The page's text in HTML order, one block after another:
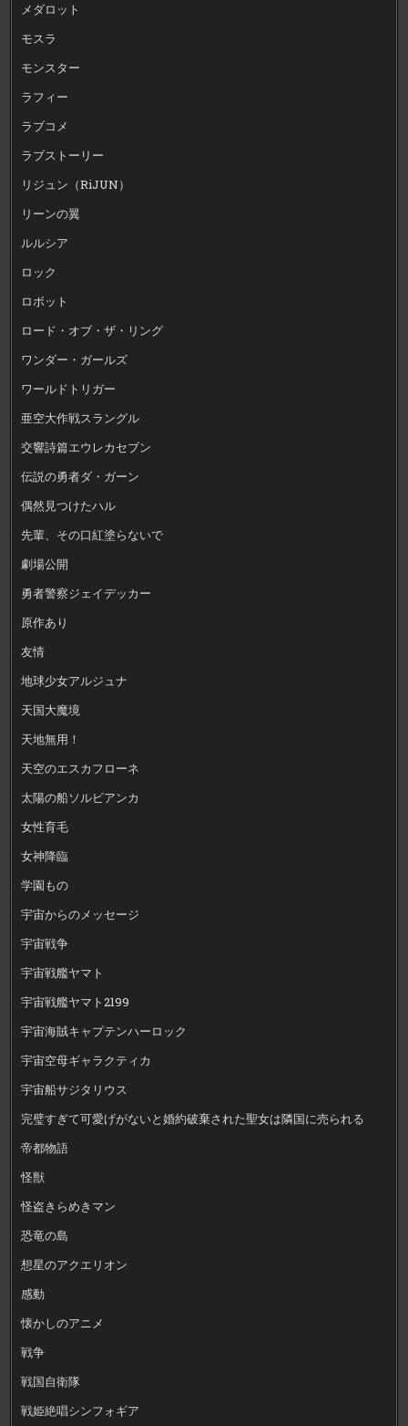
メダロット
モスラ
モンスター
ラフィー
ラブコメ
ラブストーリー
リジュン（RiJUN）
リーンの翼
ルルシア
ロック
ロボット
ロード・オブ・ザ・リング
ワンダー・ガールズ
ワールドトリガー
亜空大作戦スラングル
交響詩篇エウレカセブン
伝説の勇者ダ・ガーン
偶然見つけたハル
先輩、その口紅塗らないで
劇場公開
勇者警察ジェイデッカー
原作あり
友情
地球少女アルジュナ
天国大魔境
天地無用！
天空のエスカフローネ
太陽の船ソルビアンカ
女性育毛
女神降臨
学園もの
宇宙からのメッセージ
宇宙戦争
宇宙戦艦ヤマト
宇宙戦艦ヤマト2199
宇宙海賊キャプテンハーロック
宇宙空母ギャラクティカ
宇宙船サジタリウス
完璧すぎて可愛げがないと婚約破棄された聖女は隣国に売られる
帝都物語
怪獣
怪盗きらめきマン
恐竜の島
想星のアクエリオン
感動
懐かしのアニメ
戦争
戦国自衛隊
戦姫絶唱シンフォギア